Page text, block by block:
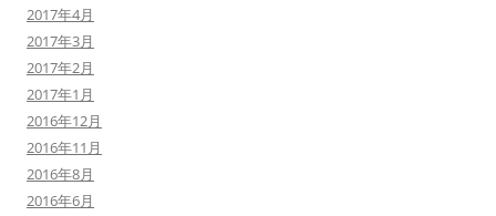
2017年4月
2017年3月
2017年2月
2017年1月
2016年12月
2016年11月
2016年8月
2016年6月